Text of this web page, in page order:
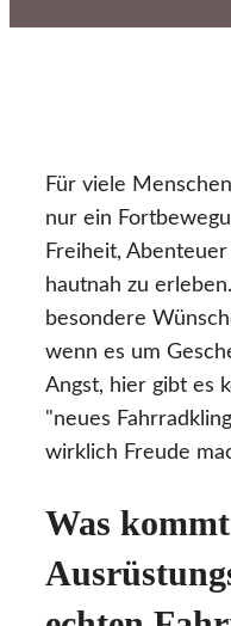
Für viele
nur ein
Freiheit,
hautnah zu
besondere
wenn es um
Angst, hier gibt es
"neues
wirklich Freude
Was